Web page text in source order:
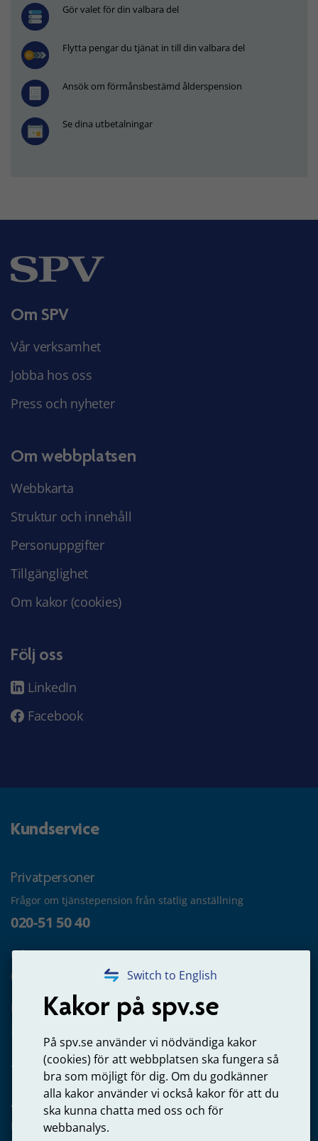
Switch to English
Kakor på spv.se
På spv.se använder vi nödvändiga kakor
(cookies) för att webbplatsen ska fungera så
bra som möjligt för dig. Om du godkänner
alla kakor använder vi också kakor för att du
ska kunna chatta med oss och för
webbanalys.
Gör valet för din valbara del
Flytta pengar du tjänat in till din valbara del
Ansök om förmånsbestämd ålderspension
Se dina utbetalningar
Om SPV
Vår verksamhet
Jobba hos oss
Press och nyheter
Om webbplatsen
Webbkarta
Struktur och innehåll
Personuppgifter
Tillgänglighet
Om kakor (cookies)
Följ oss
LinkedIn
Facebook
Kundservice
Privatpersoner
Frågor om tjänstepension från statlig anställning
020-51 50 40
Frågor om utbetalning
020-65 00 65
Kontakta oss
Arbetsgivare
Frågor om administration av tjänstepension från statlig